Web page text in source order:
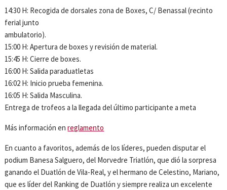
14:30 H: Recogida de dorsales zona de Boxes, C/ Benassal (recinto
ferial junto
ambulatorio).
15:00 H: Apertura de boxes y revisión de material.
15:45 H: Cierre de boxes.
16:00 H: Salida paraduatletas
16:02 H: Inicio prueba femenina.
16:05 H: Salida Masculina.
Entrega de trofeos a la llegada del último participante a meta
Más información enreglamento
En cuanto a favoritos, además de los líderes, pueden disputar el
podium Banesa Salguero, del Morvedre Triatlón, que dió la sorpresa
ganando el Duatlón de Vila-Real, y el hermano de Celestino, Mariano,
que es líder del Ranking de Duatlón y siempre realiza un excelente